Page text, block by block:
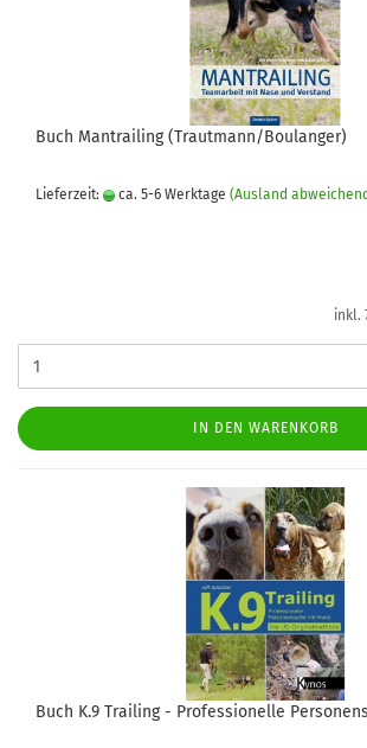
Buch Mantrailing (Trautmann/Boulanger)
Lieferzeit: ca. 5-6 Werktage (Ausland
inkl.
IN DEN WARENKORB
Buch K.9 Trailing - Professionelle